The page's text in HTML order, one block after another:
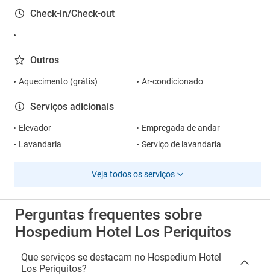
Check-in/Check-out
Outros
Aquecimento (grátis) Ar-condicionado
Serviços adicionais
Elevador
Empregada de andar
Lavandaria
Serviço de lavandaria
Veja todos os serviços
Perguntas frequentes sobre
Hospedium Hotel Los Periquitos
Que serviços se destacam no Hospedium Hotel
Los Periquitos?